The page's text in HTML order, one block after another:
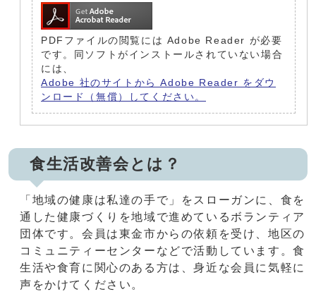
PDFファイルの閲覧には Adobe Reader が必要
です。同ソフトがインストールされていない場合
には、
Adobe 社のサイトから Adobe Reader をダウ
ンロード（無償）してください。
食生活改善会とは？
「地域の健康は私達の手で」をスローガンに、食を
通した健康づくりを地域で進めているボランティア
団体です。会員は東金市からの依頼を受け、地区の
コミュニティーセンターなどで活動しています。食
生活や食育に関心のある方は、身近な会員に気軽に
声をかけてください。